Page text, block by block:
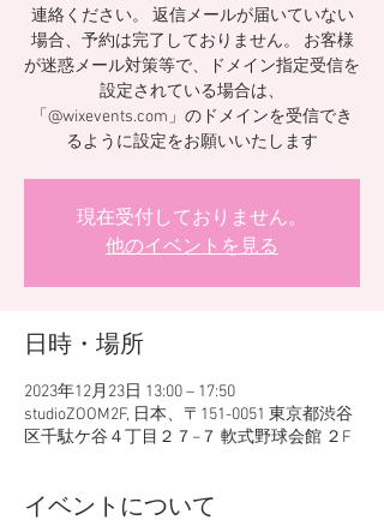
連絡ください。 返信メールが届いていない
場合、予約は完了しておりません。 お客様
が迷惑メール対策等で、ドメイン指定受信を
設定されている場合は、
「@wixevents.com」のドメインを受信でき
るように設定をお願いいたします
現在受付しておりません。
他のイベントを見る
日時・場所
2023年12月23日 13:00 – 17:50
studioZOOM2F, 日本、〒151-0051 東京都渋谷
区千駄ケ谷４丁目２７−７ 軟式野球会館 ２F
イベントについて